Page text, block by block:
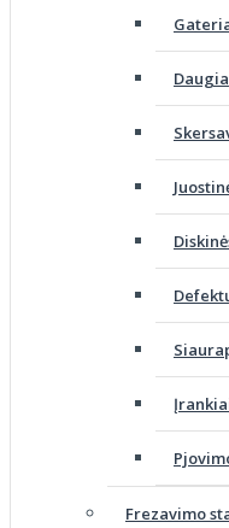
Frezavimo